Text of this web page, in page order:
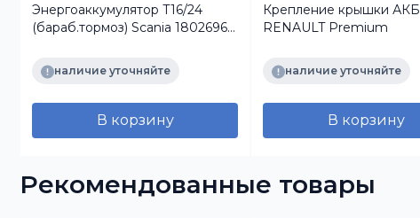
Энергоаккумулятор Т16/24
(бараб.тормоз) Scania 1802696
наличие уточняйте
В корзину
Крепление крышки АКБ
RENAULT Premium
наличие уточняйте
В корзину
Рекомендованные товары